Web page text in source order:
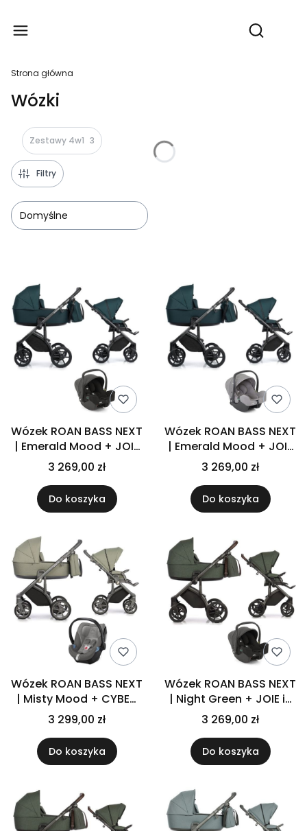
Otwórz
Strona główna
Wózki
Zestawy 4w1 3
Filtry
Domyślne
Wózek ROAN BASS NEXT
| Emerald Mood + JOIE
i-SNUG 2 | Coal
3 269,00 zł
Do koszyka
Wózek ROAN BASS NEXT
| Emerald Mood + JOIE
i-SNUG 2 | Gray Flannel
3 269,00 zł
Do koszyka
Wózek ROAN BASS NEXT
| Misty Mood + CYBEX
ATON 5 | Soho Grey
3 299,00 zł
Do koszyka
Wózek ROAN BASS NEXT
| Night Green + JOIE i-
SNUG 2 | Coal
3 269,00 zł
Do koszyka